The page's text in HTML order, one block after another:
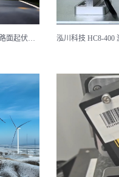
泓川科技LTP系列高速高精度激光位移传感器的路面起伏扫描系统